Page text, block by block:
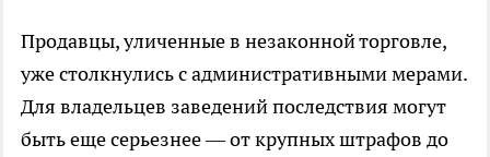
Продавцы, уличенные в незаконной торговле,
уже столкнулись с административными мерами.
Для владельцев заведений последствия могут
быть еще серьезнее — от крупных штрафов до